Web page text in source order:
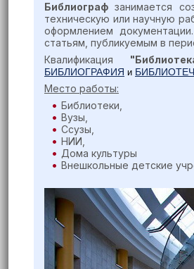
Библиографзанимается
техническую или научную
оформлением
статьям, публикуемым в
Квалификация
БИБЛИОГРАФИЯ и
Место работы:
Библиотеки,
Вузы,
Ссузы,
НИИ,
Дома культуры
Внешкольные детские